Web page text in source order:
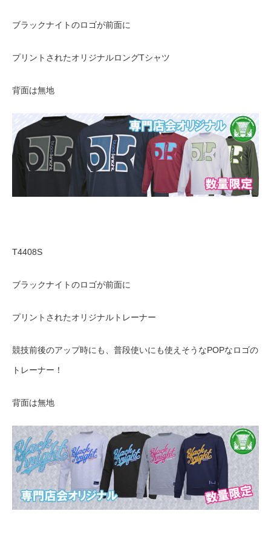
ブラックナイトのロゴが前面に
プリントされたオリジナルロングTシャツ
背面は無地
T4408S
ブラックナイトのロゴが前面に
プリントされたオリジナルトレーナー
競技前後のアップ時にも、普段使いにも使えそうなPOPなロゴの
トレーナー！
背面は無地